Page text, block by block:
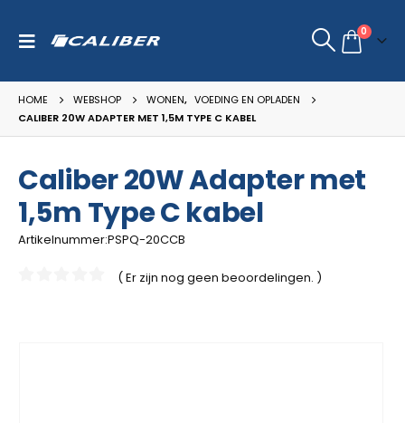
0
HOME WEBSHOP WONEN, VOEDING EN OPLADEN
CALIBER 20W ADAPTER MET 1,5M TYPE C KABEL
Caliber 20W Adapter met
1,5m Type C kabel
Artikelnummer:PSPQ-20CCB
( Er zijn nog geen beoordelingen. )